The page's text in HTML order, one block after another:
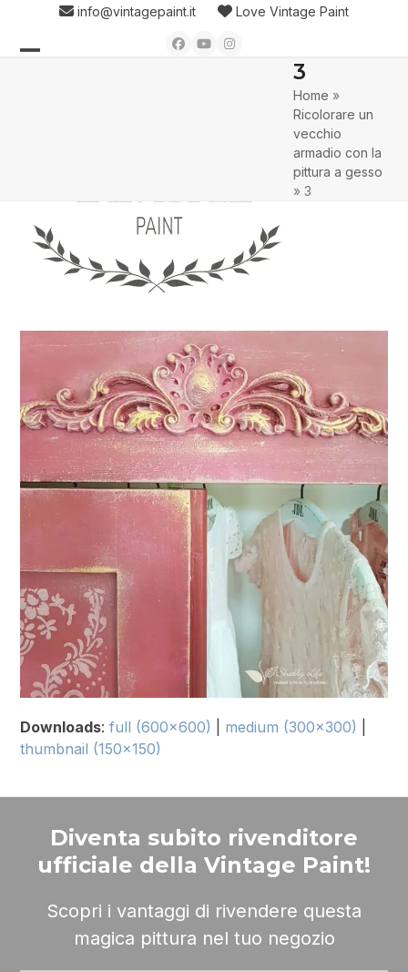
content
info@vintagepaint.it Love Vintage Paint
Facebook
YouTubeInstagram
3
Home »
Ricolorare un
vecchio
armadio con la
pittura a gesso
»3
Downloads:full (600x600) medium (300x300)
thumbnail (150x150)
Diventa subito rivenditore
ufficiale della Vintage Paint!
Scopri i vantaggi di rivendere questa
magica pittura nel tuo negozio